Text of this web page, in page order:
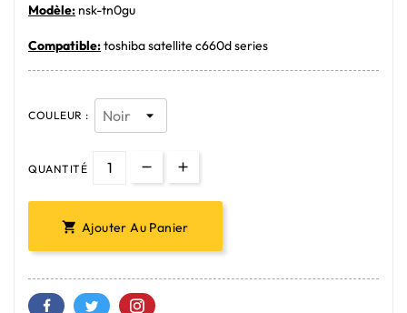
Modèle: nsk-tn0gu
Compatible:toshiba satellite c660d series
COULEUR :
QUANTITÉ
 Ajouter Au Panier